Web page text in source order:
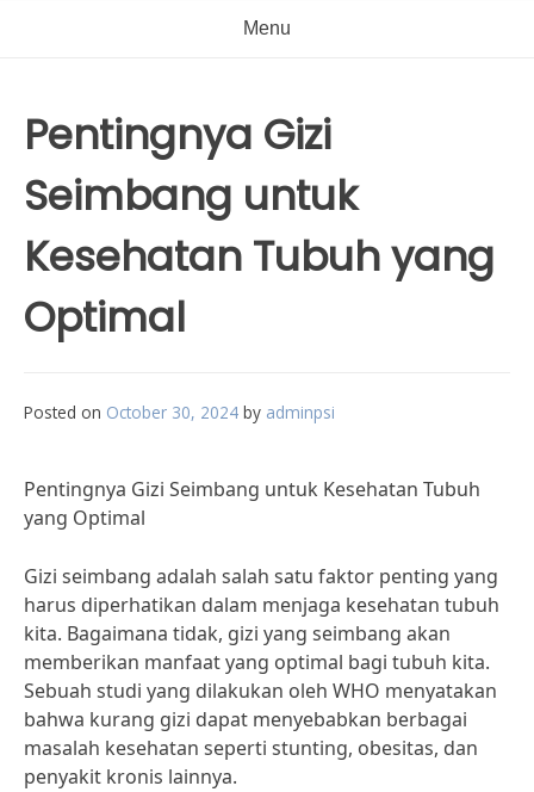
Menu
Pentingnya Gizi
Seimbang untuk
Kesehatan Tubuh yang
Optimal
Posted on October 30, 2024 by adminpsi
Pentingnya Gizi Seimbang untuk Kesehatan Tubuh
yang Optimal
Gizi seimbang adalah salah satu faktor penting yang
harus diperhatikan dalam menjaga kesehatan tubuh
kita. Bagaimana tidak, gizi yang seimbang akan
memberikan manfaat yang optimal bagi tubuh kita.
Sebuah studi yang dilakukan oleh WHO menyatakan
bahwa kurang gizi dapat menyebabkan berbagai
masalah kesehatan seperti stunting, obesitas, dan
penyakit kronis lainnya.